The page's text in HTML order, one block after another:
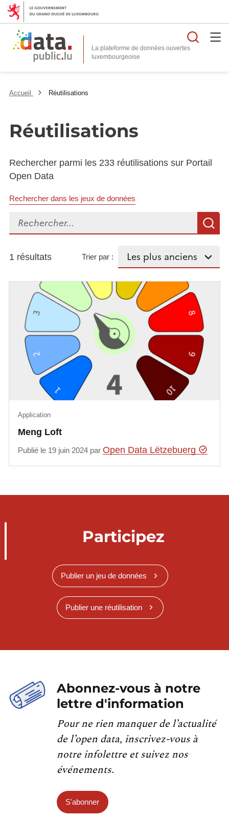
La plateforme de données ouvertes
Accueil Réutilisations
Réutilisations
Rechercher parmi les 233 réutilisations sur Portail
Open Data
Rechercher dans les jeux de données
Rechercher...
1 résultats Trier par :
Meng Loft
Application
Publié le 19 juin 2024 parOpen Data Lëtzebuerg
Participez
Publier un jeu de données
Publier une réutilisation
Abonnez-vous à notre
lettre d'information
Pour ne rien manquer de l’actualité
de l’open data, inscrivez-vous à
notre infolettre et suivez nos
événements.
S'abonner